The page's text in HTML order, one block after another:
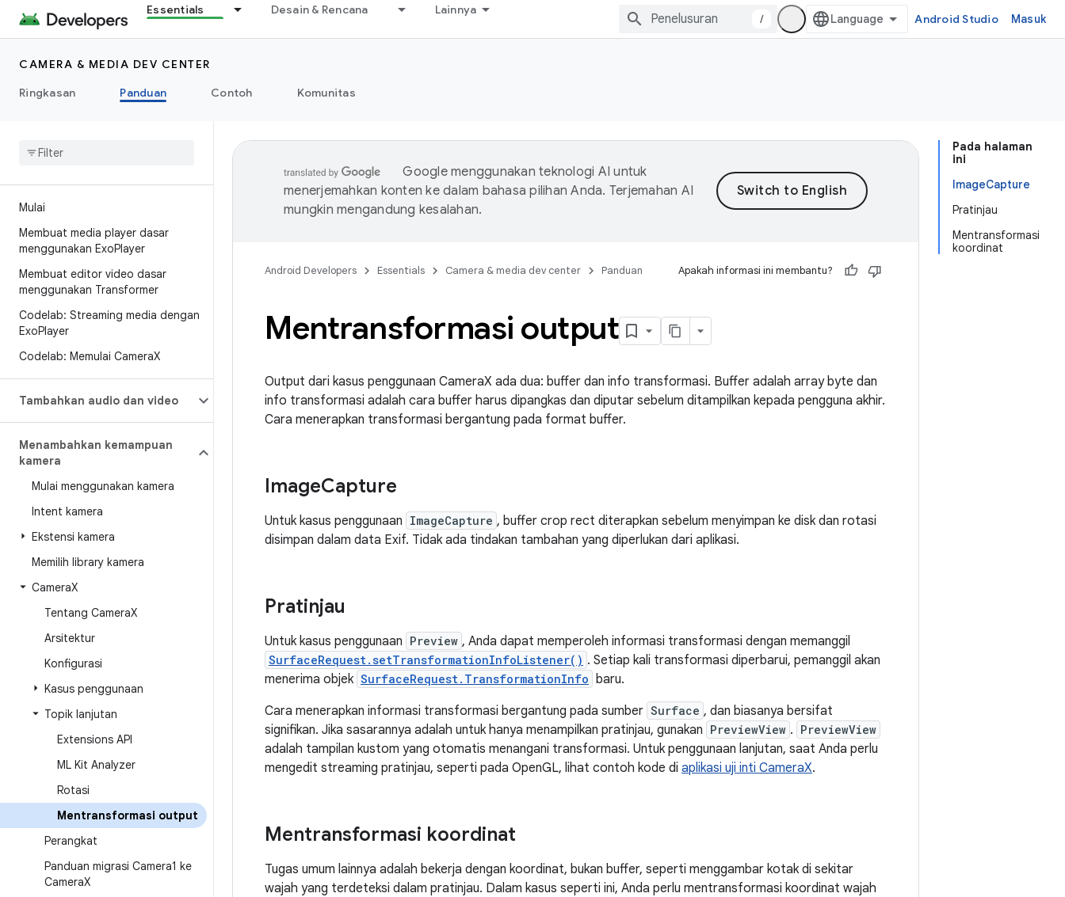
Essentials Desain & Rencana Lainnya
/ Android Studio Masuk
CAMERA & MEDIA DEV CENTER
Ringkasan
Panduan Contoh Komunitas
Mulai
Membuat media player dasar
menggunakan ExoPlayer
Membuat editor video dasar
menggunakan Transformer
Codelab: Streaming media dengan
ExoPlayer
Codelab: Memulai CameraX
Tambahkan audio dan video
Menambahkan kemampuan
kamera
Mulai menggunakan kamera
Intent kamera
Ekstensi kamera
Memilih library kamera
CameraX
Tentang CameraX
Arsitektur
Konfigurasi
Kasus penggunaan
Topik lanjutan
Extensions API
ML Kit Analyzer
Rotasi
Mentransformasi output
Perangkat
Panduan migrasi Camera1 ke
CameraX
Pada halaman
ini
ImageCapture
Pratinjau
Mentransformasi
koordinat
Google menggunakan teknologi AI untuk
menerjemahkan konten ke dalam bahasa pilihan Anda. Terjemahan AI
mungkin mengandung kesalahan.
Android Developers Essentials Camera & media dev center Panduan Apakah informasi ini membantu?
Mentransformasi output
Output dari kasus penggunaan CameraX ada dua: buffer dan info transformasi. Buffer adalah array byte dan
info transformasi adalah cara buffer harus dipangkas dan diputar sebelum ditampilkan kepada pengguna akhir.
Cara menerapkan transformasi bergantung pada format buffer.
ImageCapture
Untuk kasus penggunaan ImageCapture , buffer crop rect diterapkan sebelum menyimpan ke disk dan rotasi
disimpan dalam data Exif. Tidak ada tindakan tambahan yang diperlukan dari aplikasi.
Pratinjau
Untuk kasus penggunaan Preview , Anda dapat memperoleh informasi transformasi dengan memanggil
SurfaceRequest.setTransformationInfoListener() . Setiap kali transformasi diperbarui, pemanggil akan
menerima objek SurfaceRequest.TransformationInfo baru.
Cara menerapkan informasi transformasi bergantung pada sumber Surface , dan biasanya bersifat
signifikan. Jika sasarannya adalah untuk hanya menampilkan pratinjau, gunakan PreviewView . PreviewView
adalah tampilan kustom yang otomatis menangani transformasi. Untuk penggunaan lanjutan, saat Anda perlu
mengedit streaming pratinjau, seperti pada OpenGL, lihat contoh kode di aplikasi uji inti CameraX.
Mentransformasi koordinat
Tugas umum lainnya adalah bekerja dengan koordinat, bukan buffer, seperti menggambar kotak di sekitar
wajah yang terdeteksi dalam pratinjau. Dalam kasus seperti ini, Anda perlu mentransformasi koordinat wajah